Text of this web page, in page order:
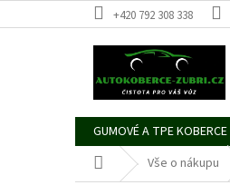
na
+420 792 308 338
GUMOVÉ A TPE KOBERCE
Domů Vše o nákupu